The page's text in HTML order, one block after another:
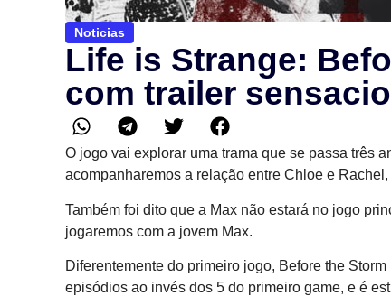
Noticias
Life is Strange:
com trailer
O jogo vai explorar uma trama que se passa três
acompanharemos a relação entre Chloe e
Também foi dito que a Max não estará no jogo
jogaremos com a jovem Max.
Diferentemente do primeiro jogo, Before the
episódios ao invés dos 5 do primeiro game, e é